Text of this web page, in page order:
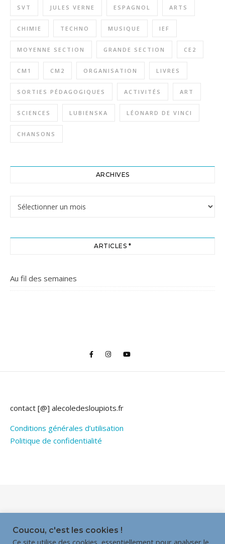
SVT JULES VERNE ESPAGNOL ARTS
CHIMIE TECHNO MUSIQUE IEF
MOYENNE SECTION GRANDE SECTION CE2
CM1 CM2 ORGANISATION LIVRES
SORTIES PÉDAGOGIQUES ACTIVITÉS ART
SCIENCES LUBIENSKA LÉONARD DE VINCI
CHANSONS
ARCHIVES
ARTICLES *
Au fil des semaines
contact [@] alecoledesloupiots.fr
Conditions générales d’utilisation
Politique de confidentialité
Coucou, c'est les cookies !
Ce site utilise des cookies, essentiellement pour analyser le